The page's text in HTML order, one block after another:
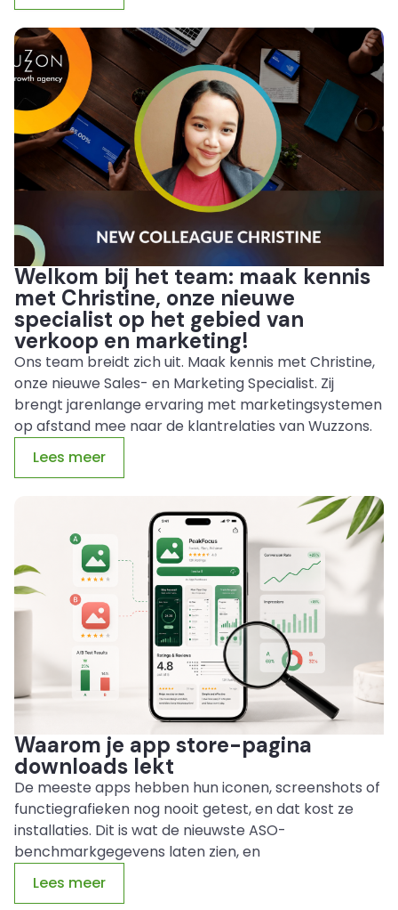
Welkom bij het team: maak kennis
met Christine, onze nieuwe
specialist op het gebied van
verkoop en marketing!
Ons team breidt zich uit. Maak kennis met Christine,
onze nieuwe Sales- en Marketing Specialist. Zij
brengt jarenlange ervaring met marketingsystemen
op afstand mee naar de klantrelaties van Wuzzons.
Lees meer
Waarom je app store-pagina
downloads lekt
De meeste apps hebben hun iconen, screenshots of
functiegrafieken nog nooit getest, en dat kost ze
installaties. Dit is wat de nieuwste ASO-
benchmarkgegevens laten zien, en
Lees meer